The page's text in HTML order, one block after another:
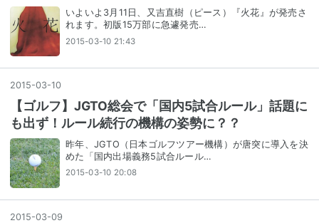
いよいよ3月11日、又吉直樹（ピース）『火花』が発売さ
れます。初版15万部に急遽発売…
2015-03-10 21:43
2015-03-10
【ゴルフ】JGTO総会で「国内5試合ルール」話題に
も出ず！ルール続行の機構の姿勢に？？
昨年、JGTO（日本ゴルフツアー機構）が唐突に導入を決
めた「国内出場義務5試合ルール…
2015-03-10 20:08
2015-03-09